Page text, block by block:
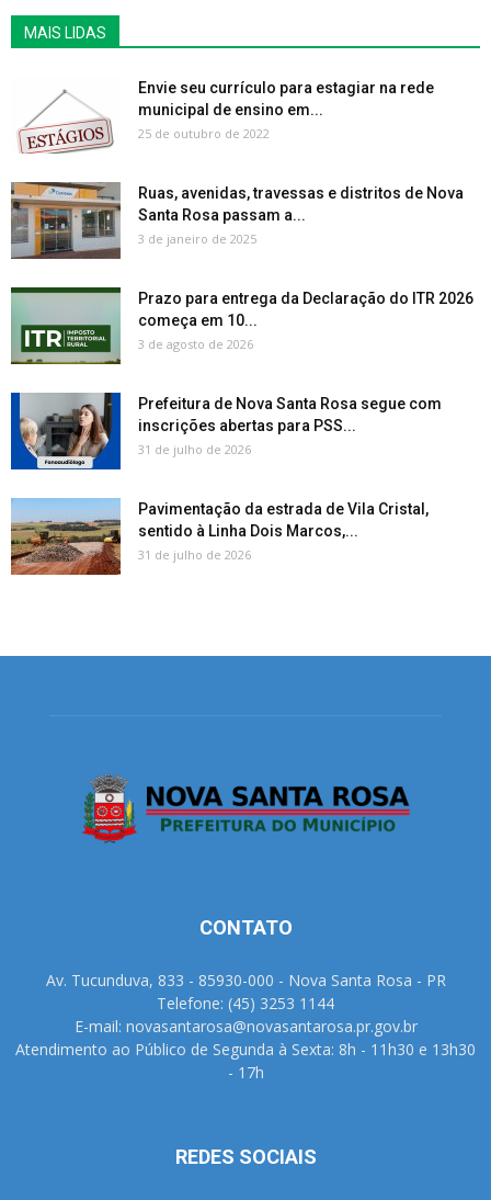
MAIS LIDAS
Envie seu currículo para estagiar na rede
municipal de ensino em...
25 de outubro de 2022
Ruas, avenidas, travessas e distritos de Nova
Santa Rosa passam a...
3 de janeiro de 2025
Prazo para entrega da Declaração do ITR 2026
começa em 10...
3 de agosto de 2026
Prefeitura de Nova Santa Rosa segue com
inscrições abertas para PSS...
31 de julho de 2026
Pavimentação da estrada de Vila Cristal,
sentido à Linha Dois Marcos,...
31 de julho de 2026
CONTATO
Av. Tucunduva, 833 - 85930-000 - Nova Santa Rosa - PR
Telefone: (45) 3253 1144
E-mail: novasantarosa@novasantarosa.pr.gov.br
Atendimento ao Público de Segunda à Sexta: 8h - 11h30 e 13h30
- 17h
REDES SOCIAIS